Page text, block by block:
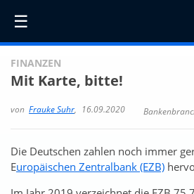
☰
FINANZEN
Mit Karte, bitte!
von Frauke Suhr, 16.09.2020
Die Deutschen zahlen noch immer
Europäischen Zentralbank (EZB)